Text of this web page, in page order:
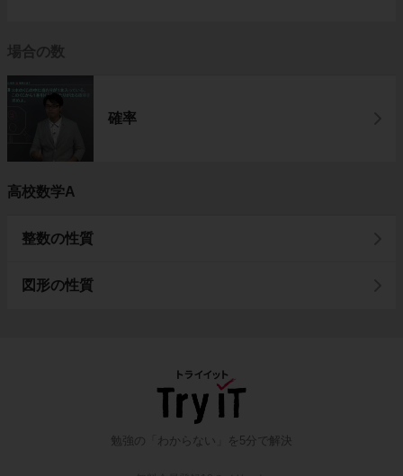
場合の数
確率
高校数学A
整数の性質
図形の性質
勉強の「わからない」を5分で解決